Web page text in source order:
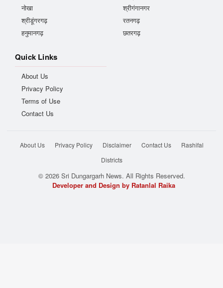
नोखा
श्रीडूंगरगढ़
हनुमानगढ़
श्रीगंगानगर
रतनगढ़
छतरगढ़
Quick Links
About Us
Privacy Policy
Terms of Use
Contact Us
About Us Privacy Policy Disclaimer Contact Us
Rashifal
Districts
© 2026 Sri Dungargarh News. All Rights Reserved.
Developer and Design by Ratanlal Raika